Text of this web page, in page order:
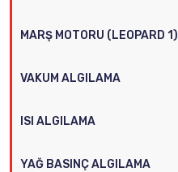
MARŞ MOTORU (LEOPARD 1)
VAKUM ALGILAMA
ISI ALGILAMA
YAĞ BASINÇ ALGILAMA